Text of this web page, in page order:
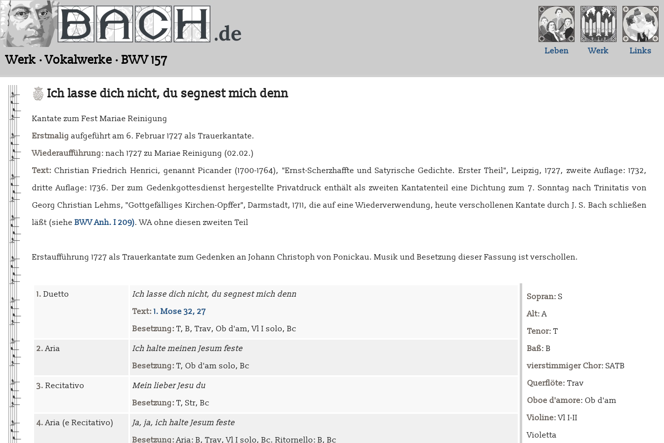
Werk · Vokalwerke · BWV 157
Leben Werk Links
Ich lasse dich nicht, du segnest mich denn
Kantate zum Fest Mariae Reinigung
Erstmalig aufgeführt am 6. Februar 1727 als Trauerkantate.
Wiederaufführung: nach 1727 zu Mariae Reinigung (02.02.)
Text: Christian Friedrich Henrici, genannt Picander (1700-1764), "Ernst-Scherzhaffte und Satyrische Gedichte. Erster Theil", Leipzig, 1727, zweite Auflage: 1732,
dritte Auflage: 1736. Der zum Gedenkgottesdienst hergestellte Privatdruck enthält als zweiten Kantatenteil eine Dichtung zum 7. Sonntag nach Trinitatis von
Georg Christian Lehms, "Gottgefälliges Kirchen-Opffer", Darmstadt, 1711, die auf eine Wiederverwendung, heute verschollenen Kantate durch J. S. Bach schließen
läßt (siehe BWV Anh. I 209). WA ohne diesen zweiten Teil
Erstaufführung 1727 als Trauerkantate zum Gedenken an Johann Christoph von Ponickau. Musik und Besetzung dieser Fassung ist verschollen.
1. Duetto
Ich lasse dich nicht, du segnest mich denn
Text: 1. Mose 32, 27
Besetzung: T, B, Trav, Ob d'am, Vl I solo, Bc
2.Aria
Ich halte meinen Jesum feste
Besetzung: T, Ob d'am solo, Bc
3. Recitativo
Mein lieber Jesu du
Besetzung: T, Str, Bc
4.Aria (e Recitativo)
Ja, ja, ich halte Jesum feste
Besetzung:Aria: B, Trav, Vl I solo, Bc. Ritornello: B, Bc
Sopran: S
Alt: A
Tenor: T
Baß: B
vierstimmiger Chor: SATB
Querflöte: Trav
Oboe d'amore: Ob d'am
Violine: Vl I-II
Violetta